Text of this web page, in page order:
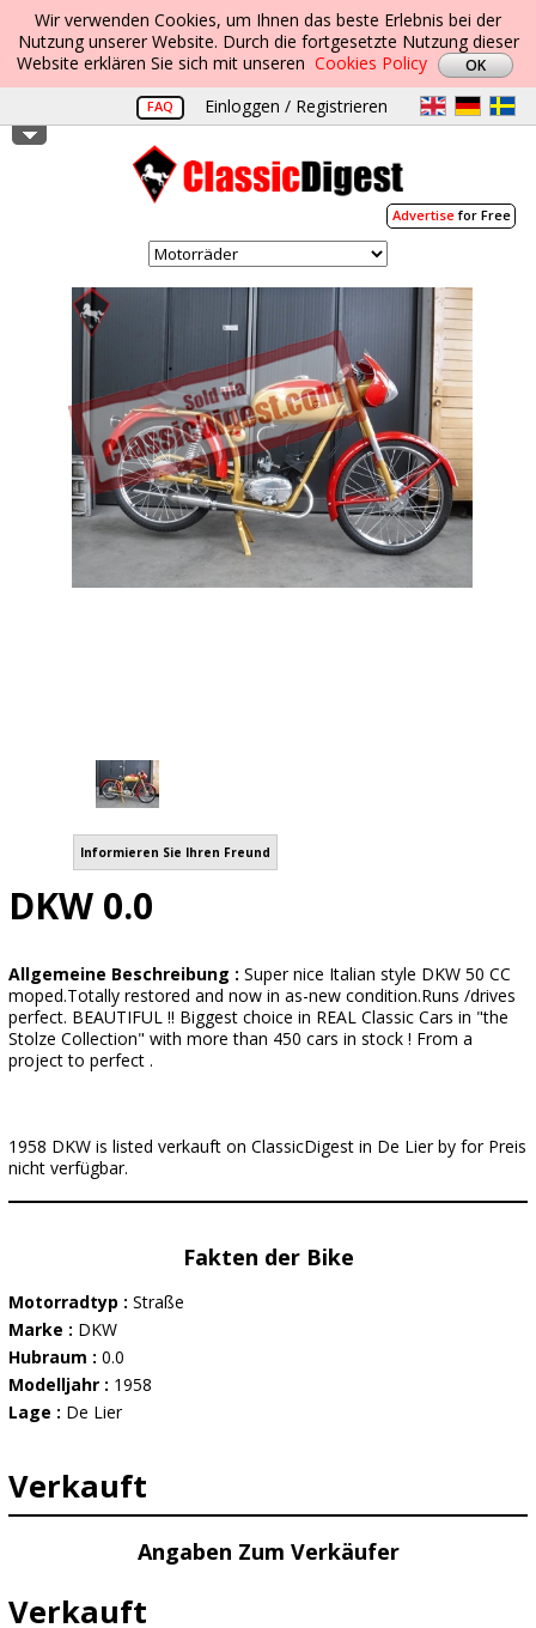
Wir verwenden Cookies, um Ihnen das beste Erlebnis bei der
Nutzung unserer Website. Durch die fortgesetzte Nutzung dieser
Website erklären Sie sich mit unseren Cookies Policy
FAQ Einloggen / Registrieren
Advertisefor Free
Informieren Sie Ihren Freund
DKW 0.0
Allgemeine Beschreibung : Super nice Italian style DKW 50 CC
moped.Totally restored and now in as-new condition.Runs /drives
perfect. BEAUTIFUL !! Biggest choice in REAL Classic Cars in "the
Stolze Collection" with more than 450 cars in stock ! From a
project to perfect .
1958 DKW is listed verkauft on ClassicDigest in De Lier by for Preis
nicht verfügbar.
Fakten der Bike
Motorradtyp : Straße
Marke : DKW
Hubraum : 0.0
Modelljahr : 1958
Lage : De Lier
Verkauft
Angaben Zum Verkäufer
Verkauft